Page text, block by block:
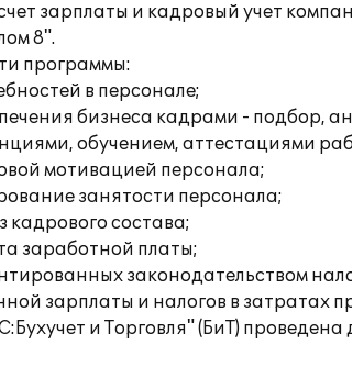
зарплаты и кадровый учет
8".
программы:
в персонале;
бизнеса кадрами - подбор,
обучением, аттестациями
мотивацией персонала;
занятости персонала;
кадрового состава;
заработной платы;
законодательством
зарплаты и налогов в затратах
и Торговля" (БиТ)